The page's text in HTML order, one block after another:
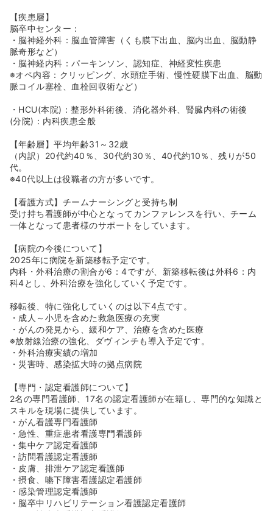
◆母体である「河北医療財団」は、杉並区内に総合病院、
回復期病院、クリニック含め計12施設、多摩エリアにに病
院、クリニック、訪問看護含め21施設を保有しています。
杉並区・多摩地区の医療貢献を目指し、他の病院や施設を
合併しながら、成長を続けています。
≪子育て支援充実≫
◆院内分娩助成制度（妊娠時健診・分娩を院内で行う場合
費用免除）や保育所補助金制度、育児短時間勤務制度（勤
務時間短縮）など、ライフプランに合わせた勤務が可能で
≪平均勤続年数が長いです≫
全国の看護師様の平均勤続年数は、5年未満で退職する方
が約40%の中、河北は6～7年と長いです。
その背景として、柔軟な異動制度があることが考えられま
す。その方のご状況・キャリアに合わせて法人内の他の病
院や施設にも柔軟に対応してくださいます。
【疾患層】
脳卒中センター：
・脳神経外科：脳血管障害（くも膜下出血、脳内出血、脳動静
脈奇形など）
・脳神経内科：パーキンソン、認知症、神経変性疾患
※オペ内容：クリッピング、水頭症手術、慢性硬膜下出血、脳動
脈コイル塞栓、血栓回収術など）
・HCU(本院)：整形外科術後、消化器外科、腎臓内科の術後
(分院)：内科疾患全般
【年齢層】平均年齢31～32歳
（内訳）20代約40％、30代約30％、40代約10％、残りが50
代。
※40代以上は役職者の方が多いです。
【看護方式】チームナーシングと受持ち制
受け持ち看護師が中心となってカンファレンスを行い、チーム
一体となって患者様のサポートをしています。
【病院の今後について】
2025年に病院を新築移転予定です。
内科・外科治療の割合が6：4ですが、新築移転後は外科6：内
科4とし、外科治療を強化していく予定です。
移転後、特に強化していくのは以下4点です。
・成人～小児を含めた救急医療の充実
・がんの発見から、緩和ケア、治療を含めた医療
※放射線治療の強化、ダヴィンチも導入予定です。
・外科治療実績の増加
・災害時、感染拡大時の拠点病院
【専門・認定看護師について】
2名の専門看護師、17名の認定看護師が在籍し、専門的な知識と
スキルを現場に提供しています。
・がん看護専門看護師
・急性、重症患者看護専門看護師
・集中ケア認定看護師
・訪問看護認定看護師
・皮膚、排泄ケア認定看護師
・摂食、嚥下障害看護認定看護師
・感染管理認定看護師
・脳卒中リハビリテーション看護認定看護師